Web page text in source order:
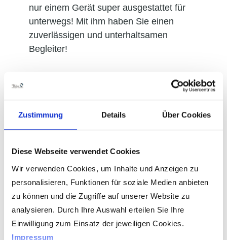
Zustimmung Details Über Cookies
Diese Webseite verwendet Cookies
Wir verwenden Cookies, um Inhalte und Anzeigen zu
personalisieren, Funktionen für soziale Medien anbieten
zu können und die Zugriffe auf unserer Website zu
analysieren. Durch Ihre Auswahl erteilen Sie Ihre
Einwilligung zum Einsatz der jeweiligen Cookies.
Impressum
nur einem Gerät super ausgestattet für
unterwegs! Mit ihm haben Sie einen
zuverlässigen und unterhaltsamen
Begleiter!